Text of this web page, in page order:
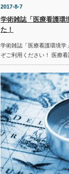
2017-8-7
学術雑誌「医療看護環
た！
学術雑誌「医療看護環境学
ぞご利用ください！ 医療